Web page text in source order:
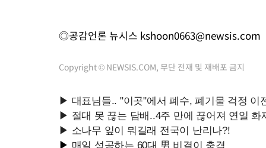
◎공감언론 뉴시스 kshoon0663@newsis.com
Copyright © NEWSIS.COM, 무단 전재 및 재배포 금지